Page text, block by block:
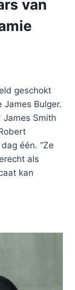
van
geschokt
Bulger.
James Smith
één. “Ze
als
kan